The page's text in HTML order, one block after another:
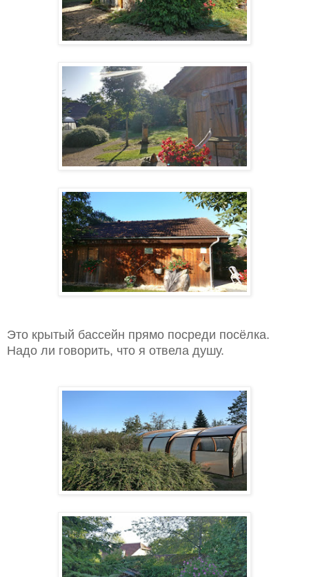
Это крытый бассейн прямо посреди посёлка.
Надо ли говорить, что я отвела душу.